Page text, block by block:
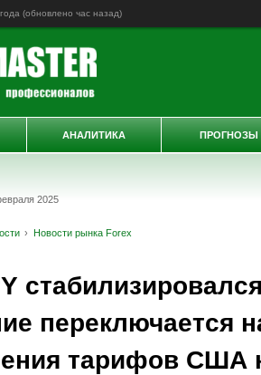
(обновлено час назад)
2025
Новости рынка Forex
переключается
тарифов США
АНАЛИТИКА ПРОГНОЗЫ